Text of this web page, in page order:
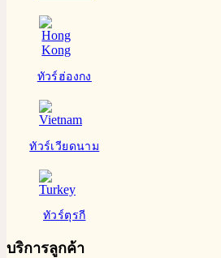
ทัวร์ฮ่องกง
ทัวร์เวียดนาม
ทัวร์ตุรกี
บริการลูกค้า